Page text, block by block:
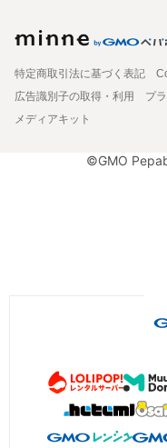
特定商取引法に基づく表記
広告識別子の取得・利用
プ
メディアキット
©GMO